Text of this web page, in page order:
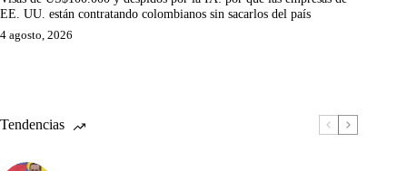
EE. UU. están contratando colombianos sin sacarlos del país
4 agosto, 2026
Tendencias